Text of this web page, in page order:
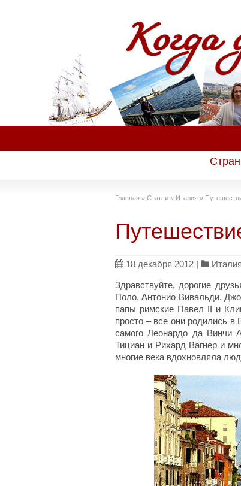
Главная » Статьи » Италия »
18 декабря 2012 | Италия
Здравствуйте, дорогие
Поло, Антонио Вивальди,
папы римские Павел II и
просто – все они родились в
самого Леонардо да Винчи
Тициан и Рихард Вагнер и
многие века вдохновляла